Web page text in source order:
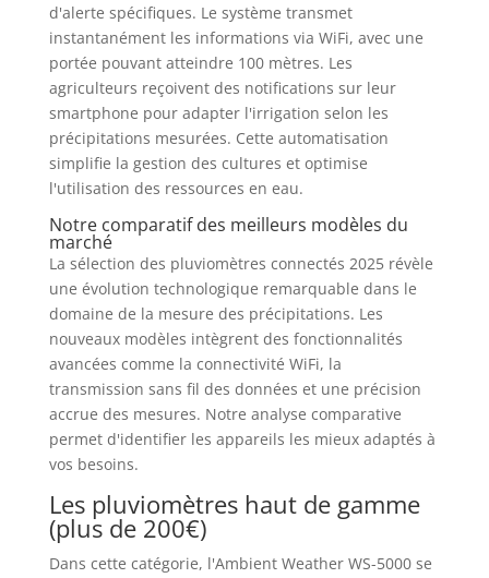
d'alerte spécifiques. Le système transmet
instantanément les informations via WiFi, avec une
portée pouvant atteindre 100 mètres. Les
agriculteurs reçoivent des notifications sur leur
smartphone pour adapter l'irrigation selon les
précipitations mesurées. Cette automatisation
simplifie la gestion des cultures et optimise
l'utilisation des ressources en eau.
Notre comparatif des meilleurs modèles du
marché
La sélection des pluviomètres connectés 2025 révèle
une évolution technologique remarquable dans le
domaine de la mesure des précipitations. Les
nouveaux modèles intègrent des fonctionnalités
avancées comme la connectivité WiFi, la
transmission sans fil des données et une précision
accrue des mesures. Notre analyse comparative
permet d'identifier les appareils les mieux adaptés à
vos besoins.
Les pluviomètres haut de gamme
(plus de 200€)
Dans cette catégorie, l'Ambient Weather WS-5000 se